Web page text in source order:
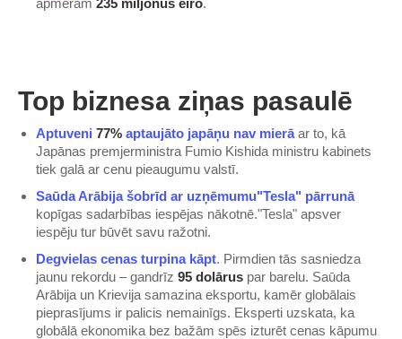
Top biznesa ziņas pasaulē
Aptuveni 77% aptaujāto japāņu nav mierāar to, kā
Japānas premjerministra Fumio Kishida ministru kabinets
tiek galā ar cenu pieaugumu valstī.
Saūda Arābija šobrīd ar uzņēmumu"Tesla" pārrunā
kopīgas sadarbības iespējas nākotnē."Tesla" apsver
iespēju tur būvēt savu ražotni.
Degvielas cenas turpina kāpt. Pirmdien tās sasniedza
jaunu rekordu – gandrīz 95 dolārus par barelu. Saūda
Arābija un Krievija samazina eksportu, kamēr globālais
pieprasījums ir palicis nemainīgs. Eksperti uzskata, ka
globālā ekonomika bez bažām spēs izturēt cenas kāpumu